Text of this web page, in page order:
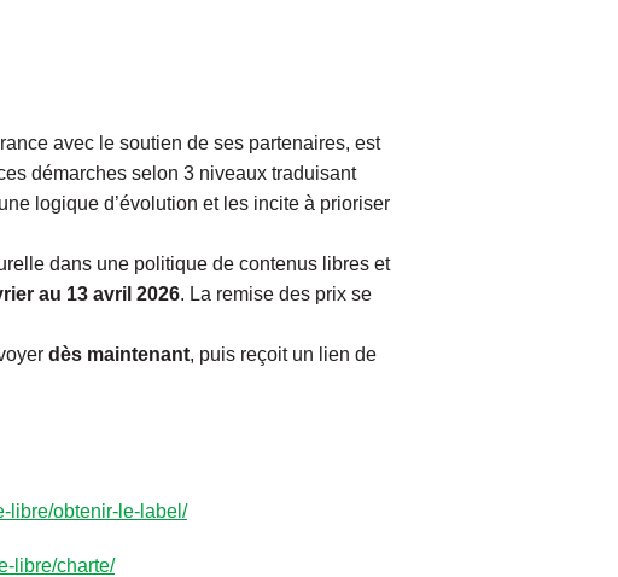
avec le soutien de ses partenaires, est
démarches selon 3 niveaux traduisant
logique d’évolution et les incite à prioriser
dans une politique de contenus libres et
au 13 avril 2026. La remise des prix se
dès maintenant, puis reçoit un lien de
libre/obtenir-le-label/
libre/charte/